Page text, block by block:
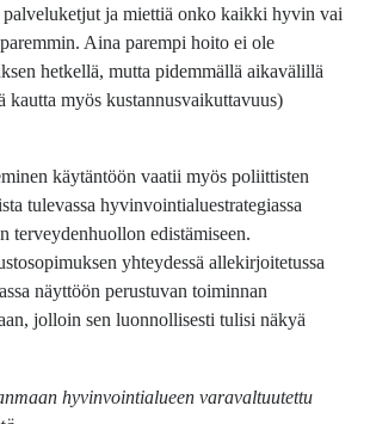
palveluketjut ja miettiä onko kaikki hyvin vai
Aina parempi hoito ei ole
hetkellä, mutta pidemmällä aikavälillä
kautta myös kustannusvaikuttavuus)
käytäntöön vaatii myös poliittisten
tulevassa hyvinvointialuestrategiassa
terveydenhuollon edistämiseen.
yhteydessä allekirjoitetussa
näyttöön perustuvan toiminnan
jolloin sen luonnollisesti tulisi näkyä
hyvinvointialueen varavaltuutettu